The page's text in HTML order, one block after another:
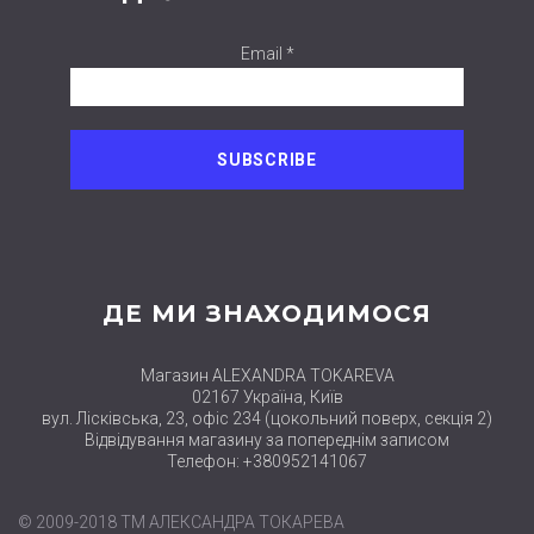
Email *
ДЕ МИ ЗНАХОДИМОСЯ
Магазин ALEXANDRA TOKAREVA
02167 Україна, Київ
вул. Лісківська, 23, офіс 234 (цокольний поверх, секція 2)
Відвідування магазину за попереднім записом
Телефон: +380952141067
© 2009-2018 ТМ АЛЕКСАНДРА ТОКАРЕВА